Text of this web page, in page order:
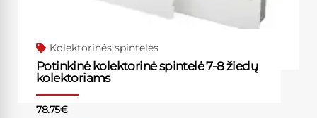
Kolektorinės spintelės
Potinkinė kolektorinė spintelė 7-8 žiedų
kolektoriams
78.75€